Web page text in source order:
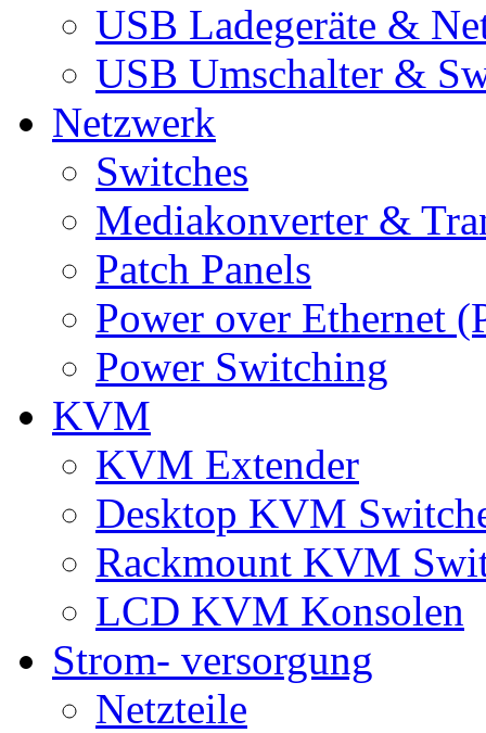
USB Ladegeräte &
USB Umschalter &
Netzwerk
Switches
Mediakonverter &
Patch Panels
Power over Ethernet
Power Switching
KVM
KVM Extender
Desktop KVM
Rackmount KVM
LCD KVM Konsolen
Strom- versorgung
Netzteile